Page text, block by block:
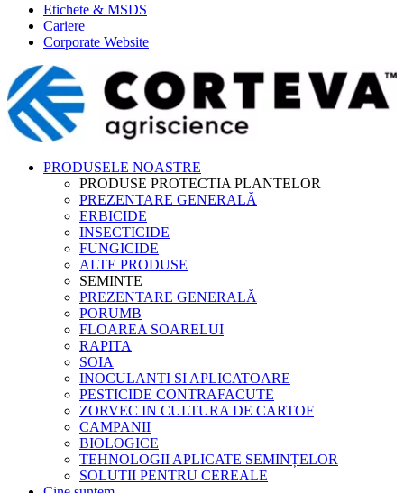
Etichete & MSDS
Cariere
Corporate Website
PRODUSELE NOASTRE
PRODUSE PROTECTIA PLANTELOR
PREZENTARE GENERALĂ
ERBICIDE
INSECTICIDE
FUNGICIDE
ALTE PRODUSE
SEMINTE
PREZENTARE GENERALĂ
PORUMB
FLOAREA SOARELUI
RAPITA
SOIA
INOCULANTI SI APLICATOARE
PESTICIDE CONTRAFACUTE
ZORVEC IN CULTURA DE CARTOF
CAMPANII
BIOLOGICE
TEHNOLOGII APLICATE SEMINȚELOR
SOLUTII PENTRU CEREALE